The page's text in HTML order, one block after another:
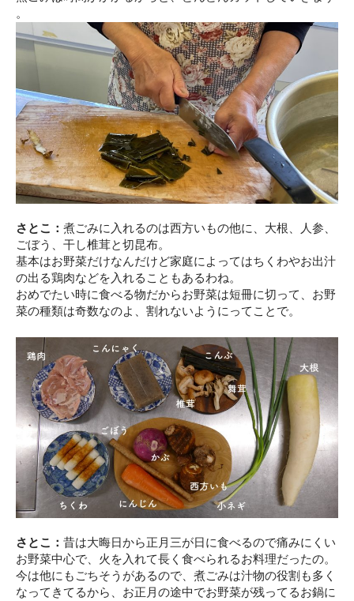
。
さとこ： 煮ごみに入れるのは西方いもの他に、大根、人参、
ごぼう、干し椎茸と切昆布。
基本はお野菜だけなんだけど家庭によってはちくわやお出汁
の出る鶏肉などを入れることもあるわね。
おめでたい時に食べる物だからお野菜は短冊に切って、お野
菜の種類は奇数なのよ、割れないようにってことで。
さとこ： 昔は大晦日から正月三が日に食べるので痛みにくい
お野菜中心で、火を入れて長く食べられるお料理だったの。
今は他にもごちそうがあるので、煮ごみは汁物の役割も多く
なってきてるから、お正月の途中でお野菜が残ってるお鍋に